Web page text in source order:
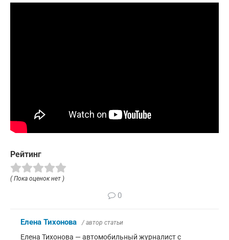
Рейтинг
( Пока оценок нет )
0
Елена Тихонова / автор статьи
Елена Тихонова — автомобильный журналист с